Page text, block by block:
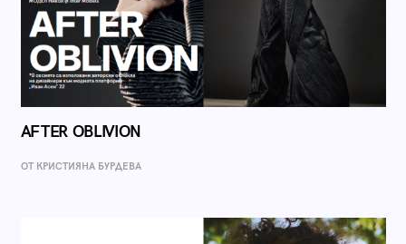
AFTER OBLIVION
ОТ КРИСТИЯНА БУРДЕВА